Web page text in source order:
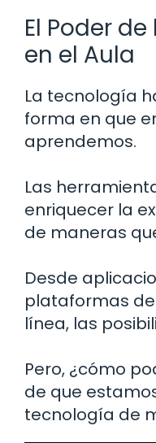
El Poder
en el Aula
La tecnología
forma en que
aprendemos.
Las
enriquecer la
de maneras
Desde
plataformas
línea, las
Pero, ¿cómo
de que
tecnología de